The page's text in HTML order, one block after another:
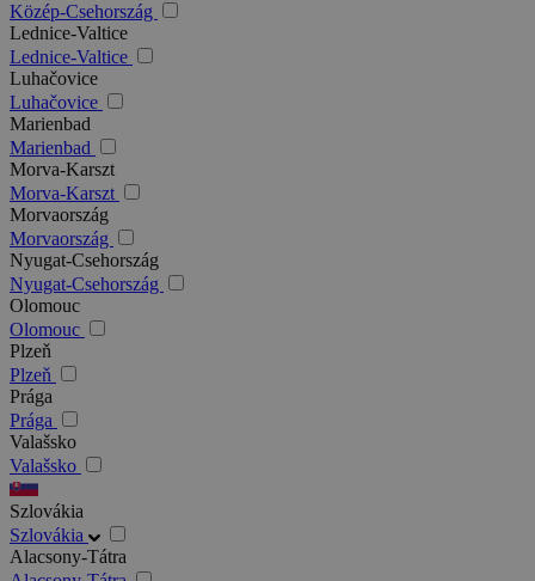
Közép-Csehország
Lednice-Valtice
Lednice-Valtice
Luhačovice
Luhačovice
Marienbad
Marienbad
Morva-Karszt
Morva-Karszt
Morvaország
Morvaország
Nyugat-Csehország
Nyugat-Csehország
Olomouc
Olomouc
Plzeň
Plzeň
Prága
Prága
Valašsko
Valašsko
Szlovákia
Szlovákia
Alacsony-Tátra